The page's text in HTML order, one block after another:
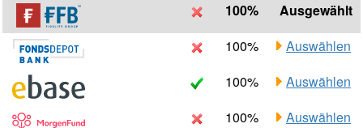
100%
Ausgewählt
100%
Auswählen
100%
Auswählen
100% Auswählen